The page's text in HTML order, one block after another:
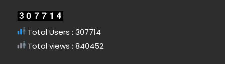
Total Users : 307714
Total views : 840452